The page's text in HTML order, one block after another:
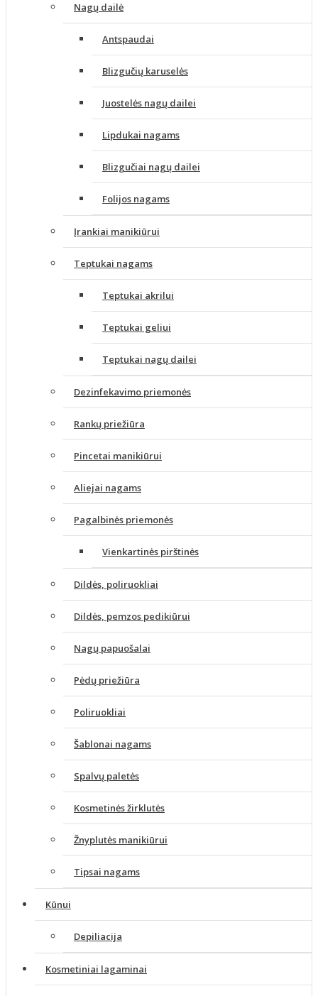
Nagų dailė
Antspaudai
Blizgučių karuselės
Juostelės nagų dailei
Lipdukai nagams
Blizgučiai nagų dailei
Folijos nagams
Įrankiai manikiūrui
Teptukai nagams
Teptukai akrilui
Teptukai geliui
Teptukai nagų dailei
Dezinfekavimo priemonės
Rankų priežiūra
Pincetai manikiūrui
Aliejai nagams
Pagalbinės priemonės
Vienkartinės pirštinės
Dildės, poliruokliai
Dildės, pemzos pedikiūrui
Nagų papuošalai
Pėdų priežiūra
Poliruokliai
Šablonai nagams
Spalvų paletės
Kosmetinės žirklutės
Žnyplutės manikiūrui
Tipsai nagams
Kūnui
Depiliacija
Kosmetiniai lagaminai